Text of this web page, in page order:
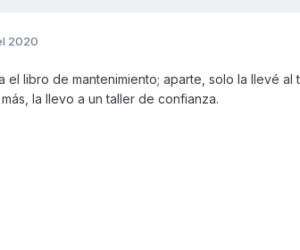
2020
el libro de mantenimiento; aparte, solo la llevé
la llevo a un taller de confianza.